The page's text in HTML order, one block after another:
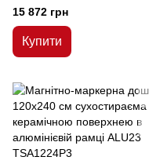
керамічною поверхнею в
алюмінієвій рамці ALU23
15 872 грн
Купити